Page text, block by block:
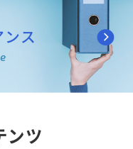
ス
ンツ